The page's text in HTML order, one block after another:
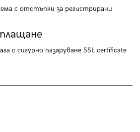
с отстъпки за регистрирани
с сигурно пазаруване SSL certificate